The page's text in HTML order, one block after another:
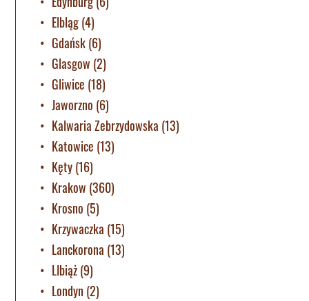
Elbląg(4)
Gdańsk(6)
Glasgow (2)
Gliwice (18)
Jaworzno (6)
Kalwaria Zebrzydowska (13)
Katowice (13)
Kęty(16)
Krakow (360)
Krosno (5)
Krzywaczka (15)
Lanckorona (13)
LIbiąż(9)
Londyn (2)